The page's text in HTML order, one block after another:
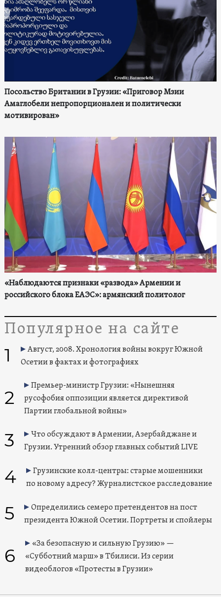
Посольство Британии в Грузии: «Приговор Мзии
Амаглобели непропорционален и политически
мотивирован»
«Наблюдаются признаки «развода» Армении и
российского блока ЕАЭС»: армянский политолог
Популярное на сайте
1
Август, 2008. Хронология войны вокруг Южной
Осетии в фактах и фотографиях
2
Премьер-министр Грузии: «Нынешняя
русофобия оппозиции является директивой
Партии глобальной войны»
3
Что обсуждают в Армении, Азербайджане и
Грузии. Утренний обзор главных событий LIVE
4
Грузинские колл-центры: старые мошенники
по новому адресу? Журналистское расследование
5
Определились семеро претендентов на пост
президента Южной Осетии. Портреты и спойлеры
6
«За безопасную и сильную Грузию» —
«Субботний марш» в Тбилиси. Из серии
видеоблогов «Протесты в Грузии»